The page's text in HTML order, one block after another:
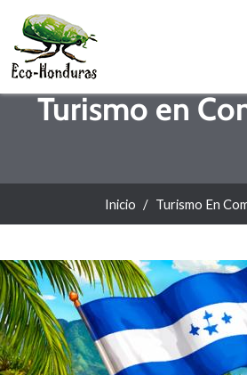
Turismo en
Inicio Turismo En